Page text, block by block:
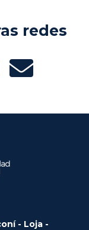
redes
- Loja -